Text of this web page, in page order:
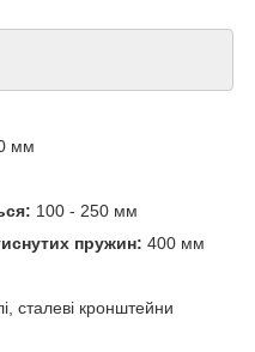
мм
100 - 250 мм
пружин: 400 мм
сталеві кронштейни